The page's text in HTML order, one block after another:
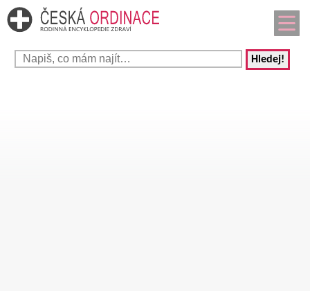
Hledej!